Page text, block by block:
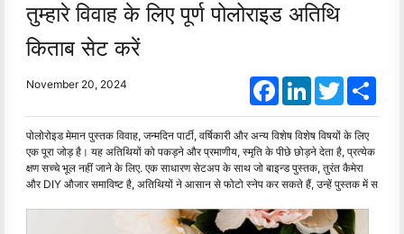
तुम्हारे विवाह के लिए पूर्ण पोलोराइड अतिथि
किताब सेट करें
November 20, 2024 FacebookLinkedInTwitter
पोलोरोइड मेमान पुस्तक विवाह, जन्मदिन पार्टी, वर्षिकारी और अन्य विशेष विशेष विषयों के लिए
एक पूरा जोड़ है। यह अतिथियों को पकड़ने और प्रमाणीय, स्मृति के पीछे छोड़ने देता है, प्रत्येक
क्षण सच्चे भूल नहीं जाने के लिए. एक साधारण सेटअप के साथ जो बाइन्ड पुस्तक, तुरंत कैमेरा
और DIY औजार समाविष्ट है, अतिथियों ने आसान से फोटो स्नेप कर सकते हैं, उन्हें पुस्तक में स